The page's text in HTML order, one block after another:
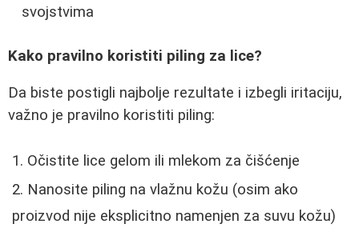
svojstvima
Kako pravilno koristiti piling za lice?
Da biste postigli najbolje rezultate i izbegli iritaciju,
važno je pravilno koristiti piling:
Očistite lice gelom ili mlekom za čišćenje
Nanosite piling na vlažnu kožu (osim ako
proizvod nije eksplicitno namenjen za suvu kožu)